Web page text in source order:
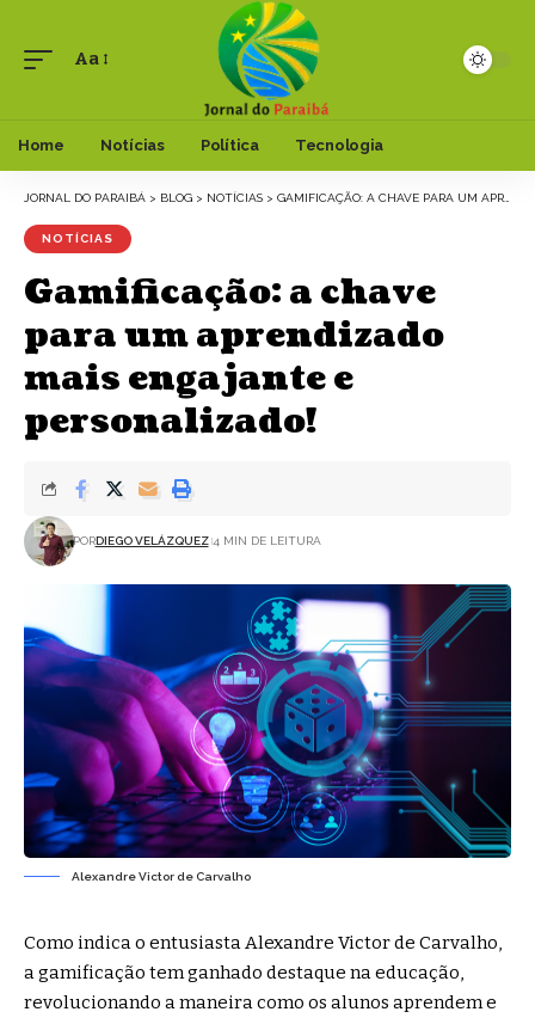
Aa
Home Notícias Política Tecnologia
JORNAL DO PARAIBÁ > BLOG > NOTÍCIAS > GAMIFICAÇÃO: A CHAVE PARA UM APRENDIZADO MAIS ENGAJANTE E PERSONALIZADO!
NOTÍCIAS
Gamificação: a chave
para um aprendizado
mais engajante e
personalizado!
PORDIEGO VELÁZQUEZ 4 MIN DE LEITURA
Alexandre Victor de Carvalho
Como indica o entusiasta Alexandre Victor de Carvalho,
a gamificação tem ganhado destaque na educação,
revolucionando a maneira como os alunos aprendem e